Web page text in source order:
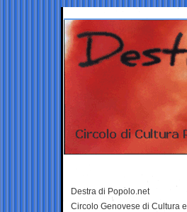
Destra di Popolo.net
Circolo Genovese di Cultura e